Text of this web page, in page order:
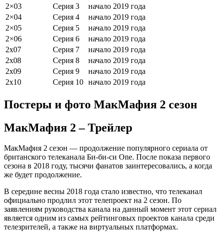
2×03
Серия 3
начало 2019 года
2×04
Серия 4
начало 2019 года
2×05
Серия 5
начало 2019 года
2×06
Серия 6
начало 2019 года
2х07
Серия 7
начало 2019 года
2х08
Серия 8
начало 2019 года
2х09
Серия 9
начало 2019 года
2х10
Серия 10 начало 2019 года
Постеры и фото МакМафия 2 сезон
МакМафия 2 – Трейлер
МакМафия 2 сезон — продолжение популярного сериала от
британского телеканала Би-би-си One. После показа первого
сезона в 2018 году, тысячи фанатов заинтересовались, а когда
же будет продолжение.
В середине весны 2018 года стало известно, что телеканал
официально продлил этот телепроект на 2 сезон. По
заявлениям руководства канала на данный момент этот сериал
является одним из самых рейтинговых проектов канала среди
телезрителей, а также на виртуальных платформах.